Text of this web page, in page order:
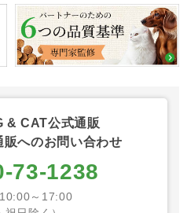
& CAT公式通販
へのお問い合わせ
73-1238
～17:00